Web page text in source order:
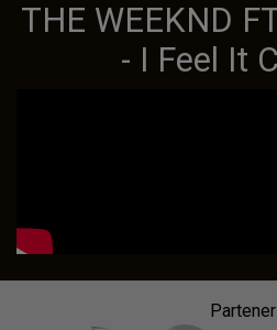
THE WEEKND
- I Feel It